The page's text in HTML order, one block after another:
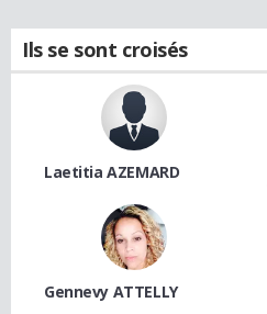
Ils se sont croisés
Laetitia AZEMARD
Gennevy ATTELLY